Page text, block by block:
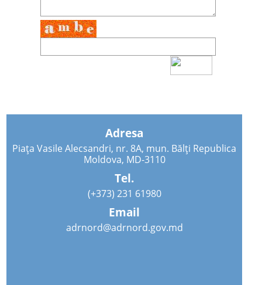
Adresa
Piața Vasile Alecsandri, nr. 8A, mun. Bălți Republica
Moldova, MD-3110
Tel.
(+373) 231 61980
Email
adrnord@adrnord.gov.md